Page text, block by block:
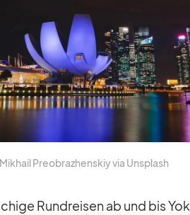
Preo­braz­hens­kiy via Un­s­plash
Rund­rei­sen ab und bis